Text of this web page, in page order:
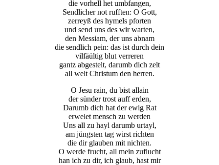
die vorhell het umbfangen,
Sendlicher not rufften: O Gott,
zerreyß des hymels pforten
und send uns des wir warten,
den Messiam, der uns abnam
die sendlich pein: das ist durch dein
vilfäültig blut verreren
gantz abgestelt, darumb dich zelt
all welt Christum den herren.
O Jesu rain, du bist allain
der sünder trost auff erden,
Darumb dich hat der ewig Rat
erwelet mensch zu werden
Uns all zu hayl darumb urtayl,
am jüngsten tag wirst richten
die dir glauben mit nichten.
O werde frucht, all mein zuflucht
han ich zu dir, ich glaub, hast mir